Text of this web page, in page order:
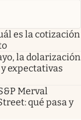
es la cotización
la dolarización
expectativas
Merval
qué pasa y